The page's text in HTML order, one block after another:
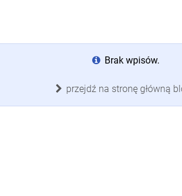
Brak wpisów.
przejdź na stronę główną